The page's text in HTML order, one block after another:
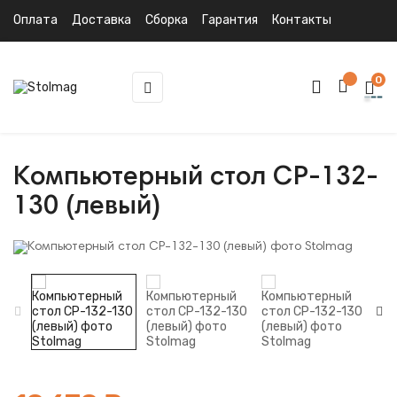
Оплата Доставка Сборка Гарантия Контакты
Toggle
navigation
☰ 0
Компьютерный стол СР-132-
130 (левый)